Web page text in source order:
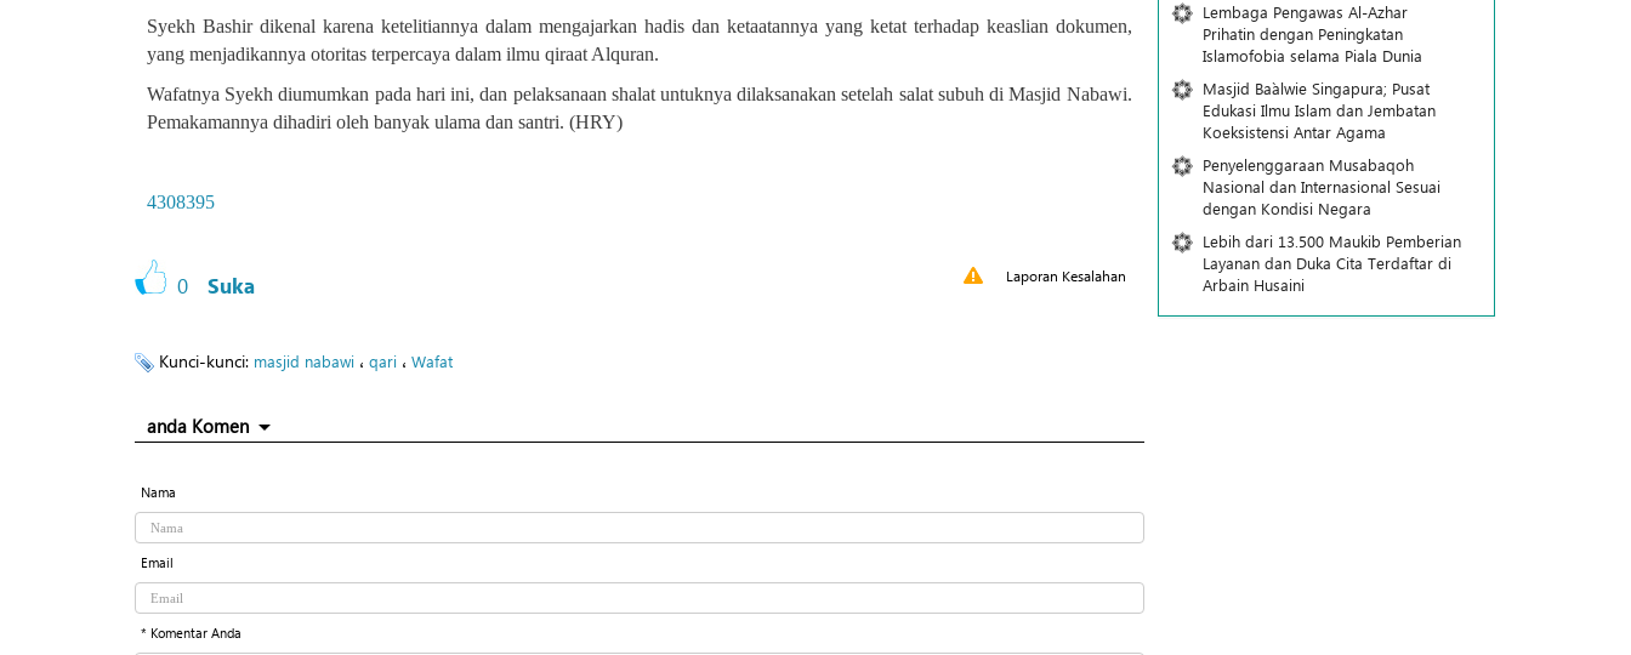
Syekh Bashir dikenal karena ketelitiannya dalam mengajarkan hadis dan ketaatannya yang ketat terhadap keaslian dokumen,
yang menjadikannya otoritas terpercaya dalam ilmu qiraat Alquran.
Wafatnya Syekh diumumkan pada hari ini, dan pelaksanaan shalat untuknya dilaksanakan setelah salat subuh di Masjid Nabawi.
Pemakamannya dihadiri oleh banyak ulama dan santri. (HRY)
4308395
0 Suka Laporan Kesalahan
Kunci-kunci: masjid nabawi ، qari ، Wafat
anda Komen
Nama
Email
* Komentar Anda
Lembaga Pengawas Al-Azhar
Prihatin dengan Peningkatan
Islamofobia selama Piala Dunia
Masjid Ba`alwie Singapura; Pusat
Edukasi Ilmu Islam dan Jembatan
Koeksistensi Antar Agama
Penyelenggaraan Musabaqoh
Nasional dan Internasional Sesuai
dengan Kondisi Negara
Lebih dari 13.500 Maukib Pemberian
Layanan dan Duka Cita Terdaftar di
Arbain Husaini